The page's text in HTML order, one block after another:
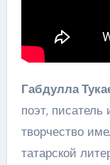
Габдулла
поэт,
творчество
татарской